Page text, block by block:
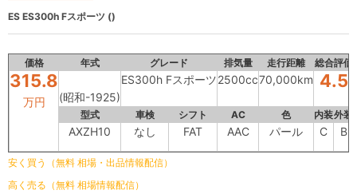
ES ES300h Fスポーツ ()
価格 年式 グレード 排気量 走行距離 総合評価
315.8
万円 (昭和-1925)
ES300h Fスポーツ2500cc70,000km 4.5
型式 車検 シフト AC 色 内装外装
AXZH10 なし FAT AAC パール C B
安く買う（無料 相場・出品情報配信）
高く売る（無料 相場情報配信）